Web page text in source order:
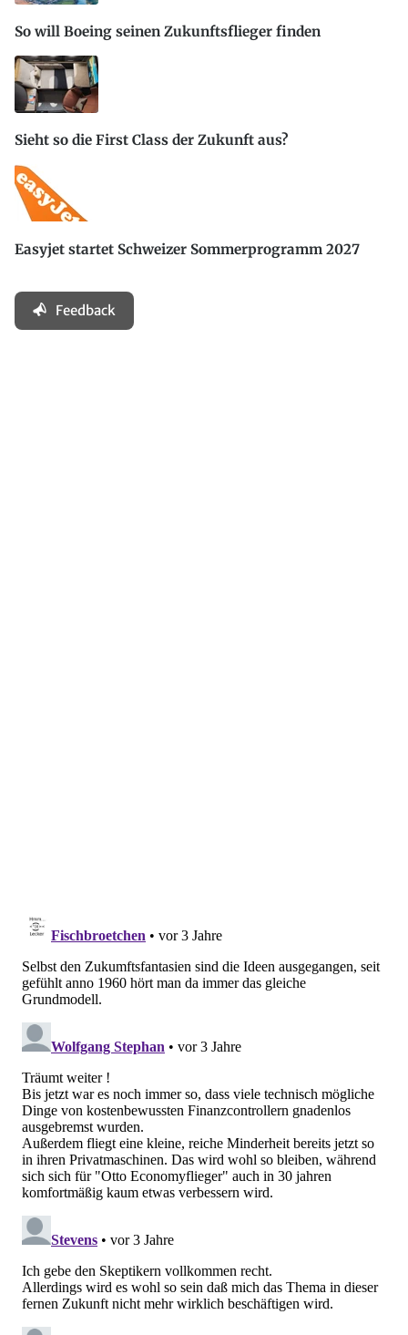
So will Boeing seinen Zukunftsflieger finden
Sieht so die First Class der Zukunft aus?
Easyjet startet Schweizer Sommerprogramm 2027
Feedback